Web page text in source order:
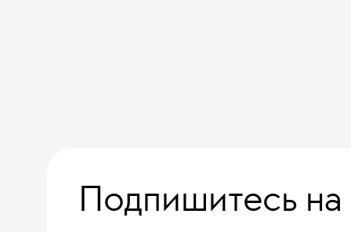
Подпишитесь